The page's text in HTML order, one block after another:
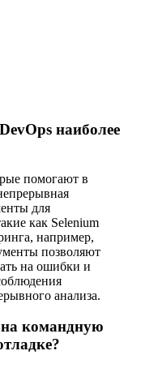
наиболее
помогают в
для
как Selenium
например,
позволяют
на ошибки и
анализа.
на командную